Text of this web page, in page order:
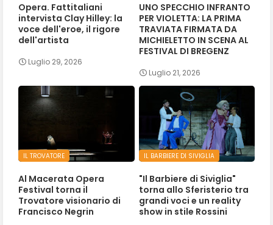
Opera. Fattitaliani
intervista Clay Hilley: la
voce dell'eroe, il rigore
dell'artista
Luglio 29, 2026
UNO SPECCHIO INFRANTO
PER VIOLETTA: LA PRIMA
TRAVIATA FIRMATA DA
MICHIELETTO IN SCENA AL
FESTIVAL DI BREGENZ
Luglio 21, 2026
IL TROVATORE
Al Macerata Opera
Festival torna il
Trovatore visionario di
Francisco Negrin
IL BARBIERE DI SIVIGLIA
"Il Barbiere di Siviglia"
torna allo Sferisterio tra
grandi voci e un reality
show in stile Rossini